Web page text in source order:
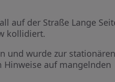
auf der Straße Lange
kollidiert.
und wurde zur
Hinweise auf mangelnden